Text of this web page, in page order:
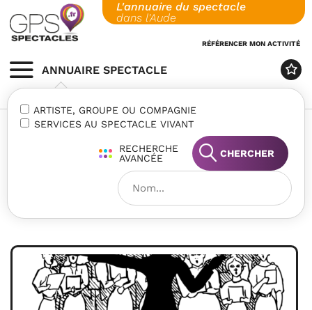
to
content
L'annuaire du spectacle
dans l'Aude
RÉFÉRENCER MON ACTIVITÉ
MENU
ANNUAIRE SPECTACLE
ARTISTE, GROUPE OU COMPAGNIE
SERVICES AU SPECTACLE VIVANT
RECHERCHE
AVANCÉE
CHERCHER